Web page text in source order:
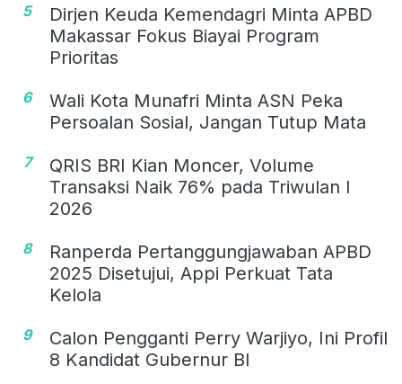
5
Dirjen Keuda Kemendagri Minta APBD
Makassar Fokus Biayai Program
Prioritas
6
Wali Kota Munafri Minta ASN Peka
Persoalan Sosial, Jangan Tutup Mata
7
QRIS BRI Kian Moncer, Volume
Transaksi Naik 76% pada Triwulan I
2026
8
Ranperda Pertanggungjawaban APBD
2025 Disetujui, Appi Perkuat Tata
Kelola
9
Calon Pengganti Perry Warjiyo, Ini Profil
8 Kandidat Gubernur BI